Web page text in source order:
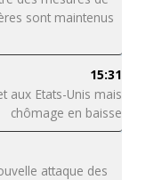
sont maintenus
15:31
aux Etats-Unis mais
chômage en baisse
attaque des